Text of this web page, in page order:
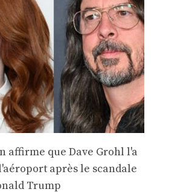
affirme que Dave Grohl l'a
après le scandale
Trump